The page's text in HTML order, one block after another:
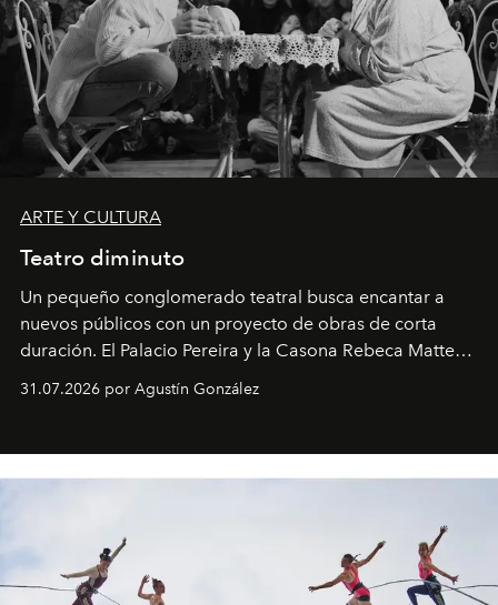
ARTE Y CULTURA
Teatro diminuto
Un pequeño conglomerado teatral busca encantar a
nuevos públicos con un proyecto de obras de corta
duración. El Palacio Pereira y la Casona Rebeca Matte
miniobras. Sus puestas en escena son limpias; ponen el
31.07.2026 por Agustín González